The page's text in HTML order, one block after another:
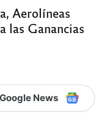
Aerolíneas
las Ganancias
Google News